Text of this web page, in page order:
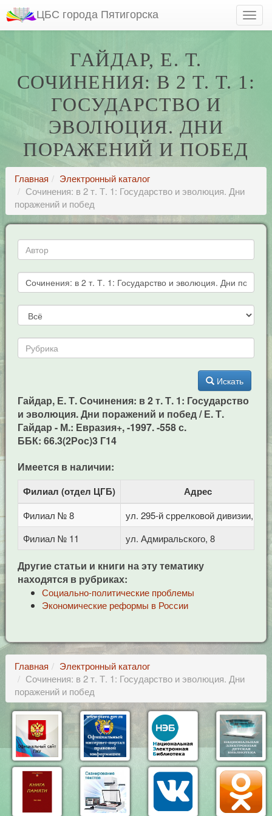
ЦБС города Пятигорска
ГАЙДАР, Е. Т.
СОЧИНЕНИЯ: В 2 Т. Т. 1:
ГОСУДАРСТВО И
ЭВОЛЮЦИЯ. ДНИ
ПОРАЖЕНИЙ И ПОБЕД
Главная
Электронный каталог
Сочинения: в 2 т. Т. 1: Государство и эволюция. Дни
поражений и побед
Искать
Гайдар, Е. Т. Сочинения: в 2 т. Т. 1: Государство
и эволюция. Дни поражений и побед / Е. Т.
Гайдар - М.: Евразия+, -1997. -558 с.
ББК: 66.3(2Рос)3 Г14
Имеется в наличии:
Филиал (отдел ЦГБ) Адрес
Филиал № 8
ул. 295-й сррелковой дивизии, 114
Филиал № 11
ул. Адмиральского, 8
Другие статьи и книги на эту тематику
находятся в рубриках:
Социально-политические проблемы
Экономические реформы в России
Главная
Электронный каталог
Сочинения: в 2 т. Т. 1: Государство и эволюция. Дни
поражений и побед